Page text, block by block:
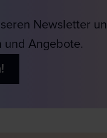
Newsletter
und Angebote.